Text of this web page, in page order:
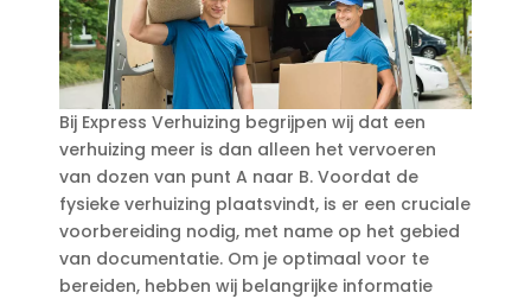
Bij Express Verhuizing begrijpen wij dat een
verhuizing meer is dan alleen het vervoeren
van dozen van punt A naar B.​ Voordat de
fysieke verhuizing plaatsvindt, is er een cruciale
voorbereiding nodig, met name op het gebied
van documentatie.​ Om je optimaal voor te
bereiden, hebben wij belangrijke informatie